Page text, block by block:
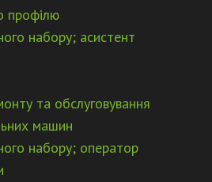
профілю
набору; асистент
та обслуговування
машин
набору; оператор